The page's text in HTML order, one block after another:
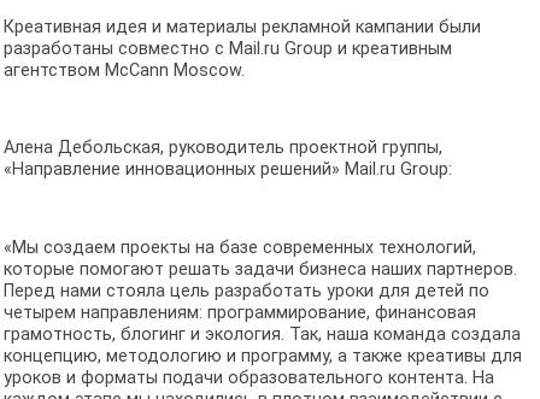
Креативная идея и материалы рекламной кампании были
разработаны совместно c Mail.ru Group и креативным
агентством McCann Moscow.
Алена Дебольская, руководитель проектной группы,
«Направление инновационных решений» Mail.ru Group:
«Мы создаем проекты на базе современных технологий,
которые помогают решать задачи бизнеса наших партнеров.
Перед нами стояла цель разработать уроки для детей по
четырем направлениям: программирование, финансовая
грамотность, блогинг и экология. Так, наша команда создала
концепцию, методологию и программу, а также креативы для
уроков и форматы подачи образовательного контента. На